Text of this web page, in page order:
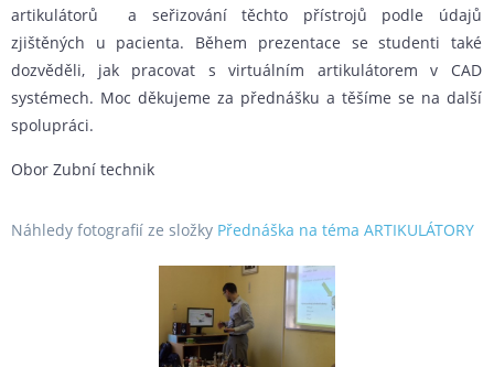
artikulátorů a seřizování těchto přístrojů podle údajů
zjištěných u pacienta. Během prezentace se studenti také
dozvěděli, jak pracovat s virtuálním artikulátorem v CAD
systémech. Moc děkujeme za přednášku a těšíme se na další
spolupráci.
Obor Zubní technik
Náhledy fotografií ze složky Přednáška na téma ARTIKULÁTORY